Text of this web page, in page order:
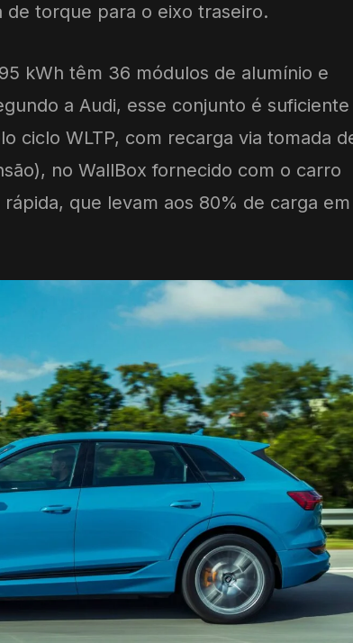
torque para o eixo traseiro.
kWh têm 36 módulos de alumínio e
a Audi, esse conjunto é suficiente
ciclo WLTP, com recarga via tomada
no WallBox fornecido com o carro
que levam aos 80% de carga em